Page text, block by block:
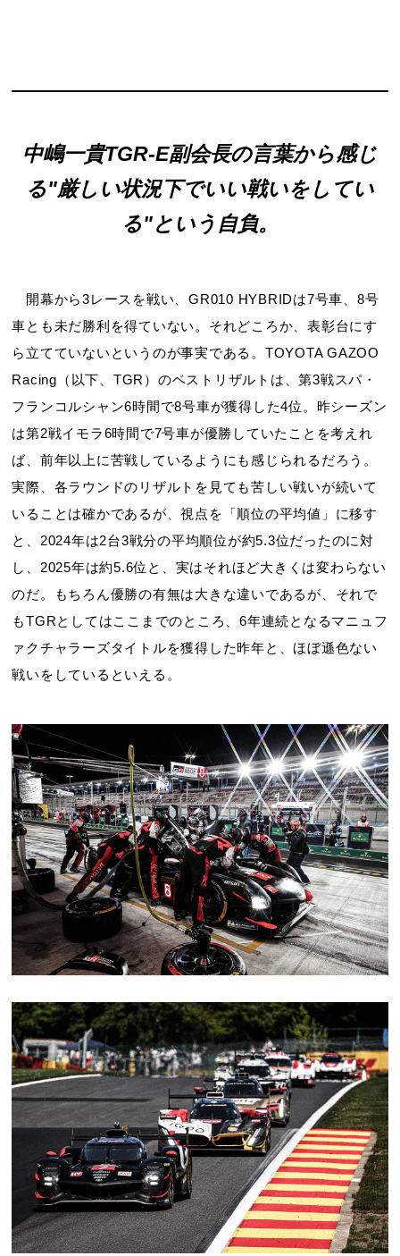
中嶋一貴TGR-E副会長の言葉から感じ
る"厳しい状況下でいい戦いをしてい
る"という自負。
開幕から3レースを戦い、GR010 HYBRIDは7号車、8号
車とも未だ勝利を得ていない。それどころか、表彰台にす
ら立てていないというのが事実である。TOYOTA GAZOO
Racing（以下、TGR）のベストリザルトは、第3戦スパ・
フランコルシャン6時間で8号車が獲得した4位。昨シーズン
は第2戦イモラ6時間で7号車が優勝していたことを考えれ
ば、前年以上に苦戦しているようにも感じられるだろう。
実際、各ラウンドのリザルトを見ても苦しい戦いが続いて
いることは確かであるが、視点を「順位の平均値」に移す
と、2024年は2台3戦分の平均順位が約5.3位だったのに対
し、2025年は約5.6位と、実はそれほど大きくは変わらない
のだ。もちろん優勝の有無は大きな違いであるが、それで
もTGRとしてはここまでのところ、6年連続となるマニュフ
ァクチャラーズタイトルを獲得した昨年と、ほぼ遜色ない
戦いをしているといえる。